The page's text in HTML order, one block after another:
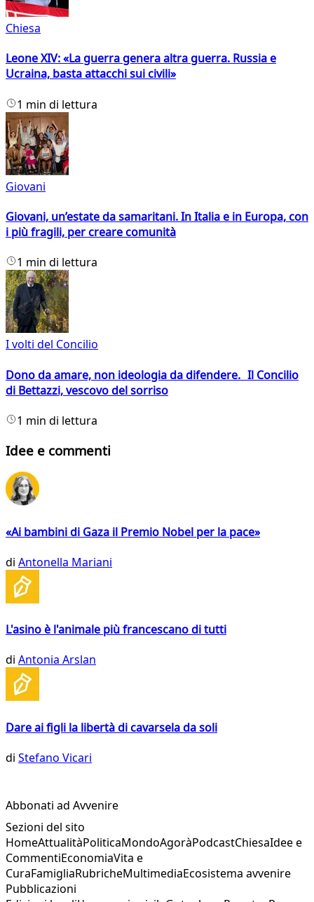
Chiesa
Leone XIV: «La guerra genera altra guerra. Russia e
Ucraina, basta attacchi sui civili»
1 min di lettura
Giovani
Giovani, un’estate da samaritani. In Italia e in Europa, con
i più fragili, per creare comunità
1 min di lettura
I volti del Concilio
Dono da amare, non ideologia da difendere. Il Concilio
di Bettazzi, vescovo del sorriso
1 min di lettura
Idee e commenti
«Ai bambini di Gaza il Premio Nobel per la pace»
di Antonella Mariani
L'asino è l'animale più francescano di tutti
di Antonia Arslan
Dare ai figli la libertà di cavarsela da soli
di Stefano Vicari
Abbonati ad Avvenire
Sezioni del sito
HomeAttualitàPoliticaMondoAgoràPodcastChiesaIdee e
CommentiEconomiaVita e
CuraFamigliaRubricheMultimediaEcosistema avvenire
Pubblicazioni